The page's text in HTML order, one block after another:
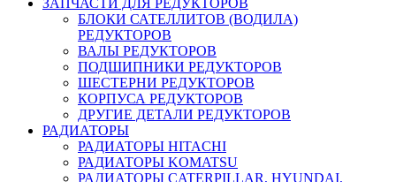
БЛОКИ САТЕЛЛИТОВ (ВОДИЛА)
РЕДУКТОРОВ
ВАЛЫ РЕДУКТОРОВ
ПОДШИПНИКИ РЕДУКТОРОВ
ШЕСТЕРНИ РЕДУКТОРОВ
КОРПУСА РЕДУКТОРОВ
ДРУГИЕ ДЕТАЛИ РЕДУКТОРОВ
РАДИАТОРЫ
РАДИАТОРЫ HITACHI
РАДИАТОРЫ KOMATSU
РАДИАТОРЫ CATERPILLAR, HYUNDAI,